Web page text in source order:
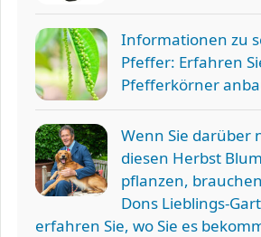
Informationen zu
Pfeffer: Erfahren
Pfefferkörner
Wenn Sie darüber
diesen Herbst
pflanzen,
Dons Lieblings-
erfahren Sie, wo Sie es